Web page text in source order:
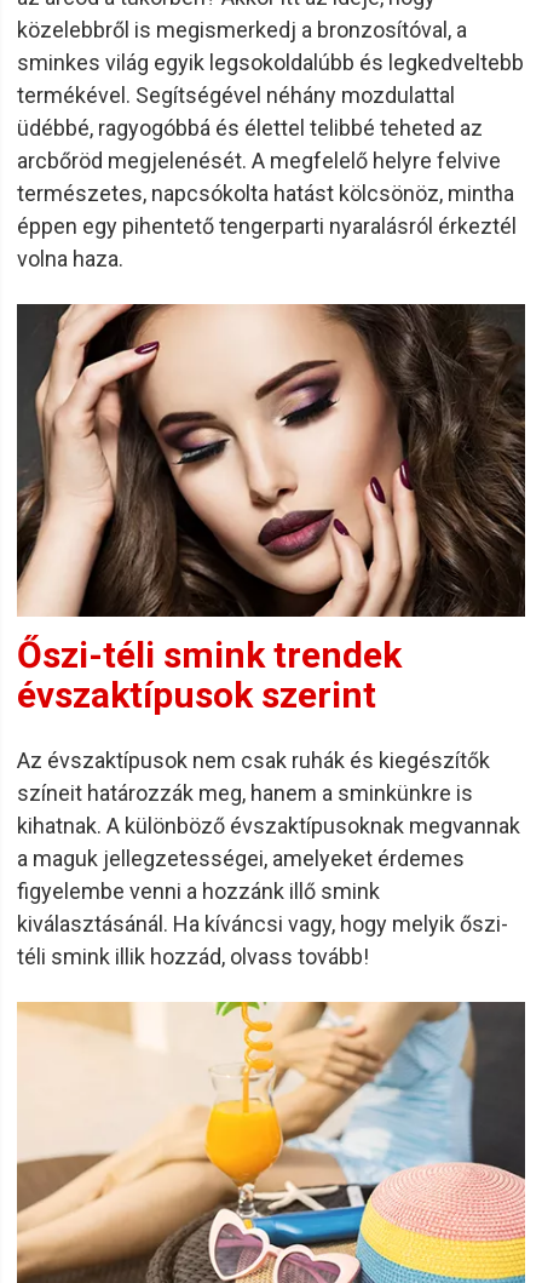
közelebbről is megismerkedj a bronzosítóval, a
sminkes világ egyik legsokoldalúbb és legkedveltebb
termékével. Segítségével néhány mozdulattal
üdébbé, ragyogóbbá és élettel telibbé teheted az
arcbőröd megjelenését. A megfelelő helyre felvive
természetes, napcsókolta hatást kölcsönöz, mintha
éppen egy pihentető tengerparti nyaralásról érkeztél
volna haza.
Őszi-téli smink trendek
évszaktípusok szerint
Az évszaktípusok nem csak ruhák és kiegészítők
színeit határozzák meg, hanem a sminkünkre is
kihatnak. A különböző évszaktípusoknak megvannak
a maguk jellegzetességei, amelyeket érdemes
figyelembe venni a hozzánk illő smink
kiválasztásánál. Ha kíváncsi vagy, hogy melyik őszi-
téli smink illik hozzád, olvass tovább!